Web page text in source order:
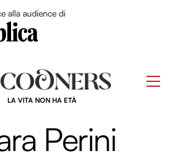
alla audience di
LA VITA NON HA ETÀ
Perini